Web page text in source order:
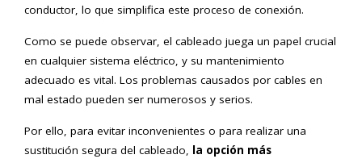
conductor, lo que simplifica este proceso de conexión.
Como se puede observar, el cableado juega un papel crucial
en cualquier sistema eléctrico, y su mantenimiento
adecuado es vital. Los problemas causados por cables en
mal estado pueden ser numerosos y serios.
Por ello, para evitar inconvenientes o para realizar una
sustitución segura del cableado, la opción más